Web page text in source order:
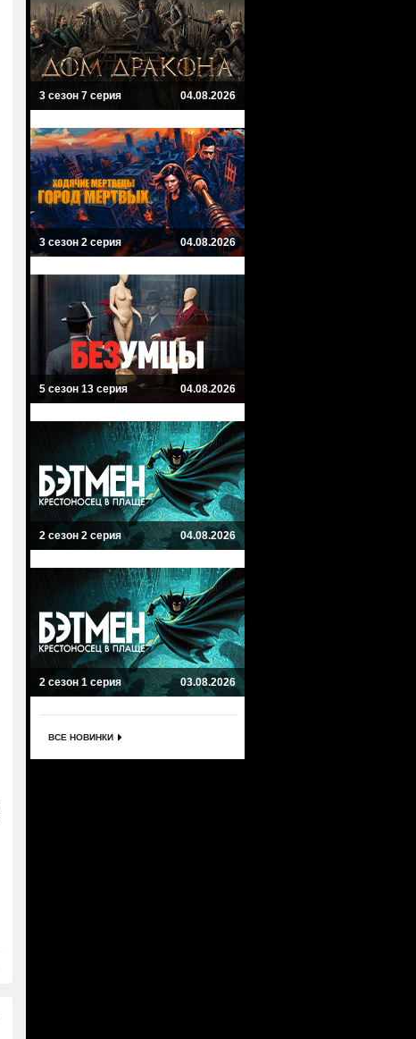
3 сезон 7 серия 04.08.2026
3 сезон 2 серия 04.08.2026
5 сезон 13 серия 04.08.2026
2 сезон 2 серия 04.08.2026
2 сезон 1 серия 03.08.2026
ВСЕ НОВИНКИ